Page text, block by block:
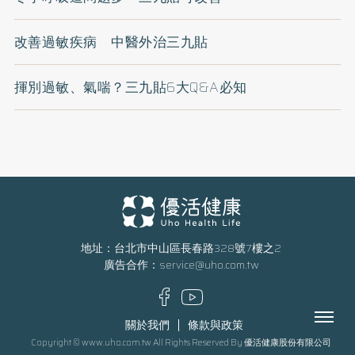
改善過敏疾病 中醫外治三九貼
揮別過敏、氣喘？三九貼6大Q&A必知
地址：台北市中山區長春路328號7樓之2
廣告合作： service@uho.com.tw
關於我們 條款與政策
Copyright © www.uho.com.tw All Rights Reserved By 優活健康股份有限公司
Menu